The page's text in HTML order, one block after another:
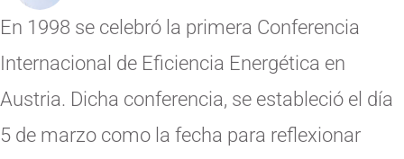
En 1998 se celebró la primera Conferencia
Internacional de Eficiencia Energética en
Austria. Dicha conferencia, se estableció el día
5 de marzo como la fecha para reflexionar